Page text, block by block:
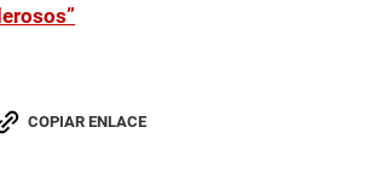
COPIAR ENLACE